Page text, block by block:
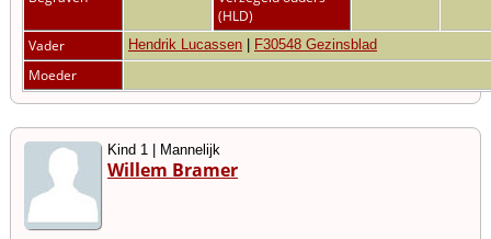
(HLD)
Vader
Hendrik Lucassen F30548 Gezinsblad
Moeder
Kind 1 | Mannelijk
Willem Bramer